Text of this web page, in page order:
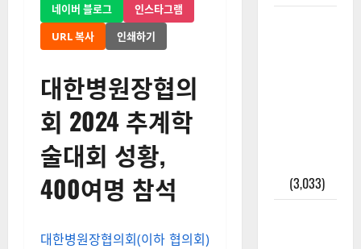
네이버 블로그
인스타그램
URL 복사
인쇄하기
대한병원장협의
회 2024 추계학
술대회 성황,
400여명 참석
대한병원장협의회(이하 협의회)
(3,033)